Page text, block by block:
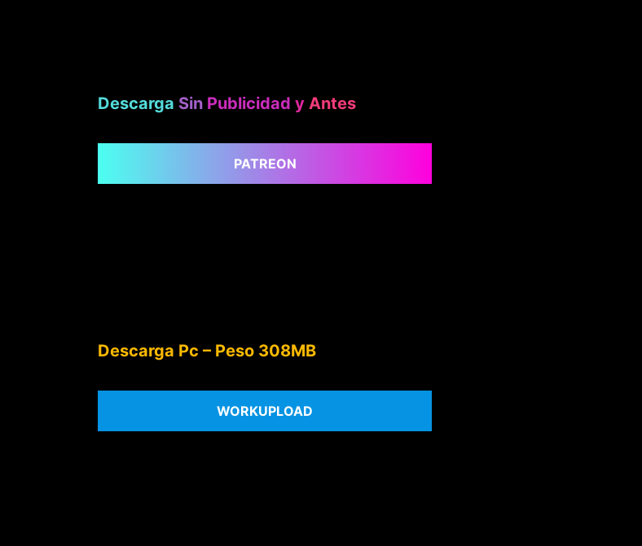
Descarga Sin Publicidad y Antes
PATREON
Descarga Pc – Peso 308MB
WORKUPLOAD